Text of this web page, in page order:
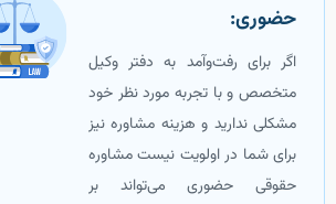
حضوری:
اگر برای رفت‌و‌آمد به دفتر وکیل
متخصص و با تجربه مورد نظر خود
مشکلی ندارید و هزینه مشاوره نیز
برای شما در اولویت نیست مشاوره
حقوقی حضوری می‌تواند بر